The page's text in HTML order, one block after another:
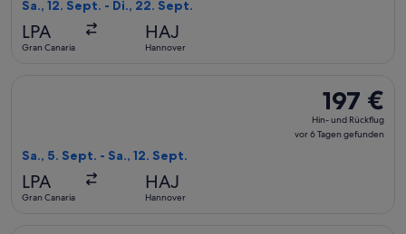
Sa., 12. Sept. - Di., 22. Sept.
LPA
Gran Canaria
HAJ
Hannover
197 €
Hin-
und
197 €
Hin- und Rückflug
vor 6 Tagen gefunden
Sa., 5. Sept. - Sa., 12. Sept.
LPA
Gran Canaria
HAJ
Hannover